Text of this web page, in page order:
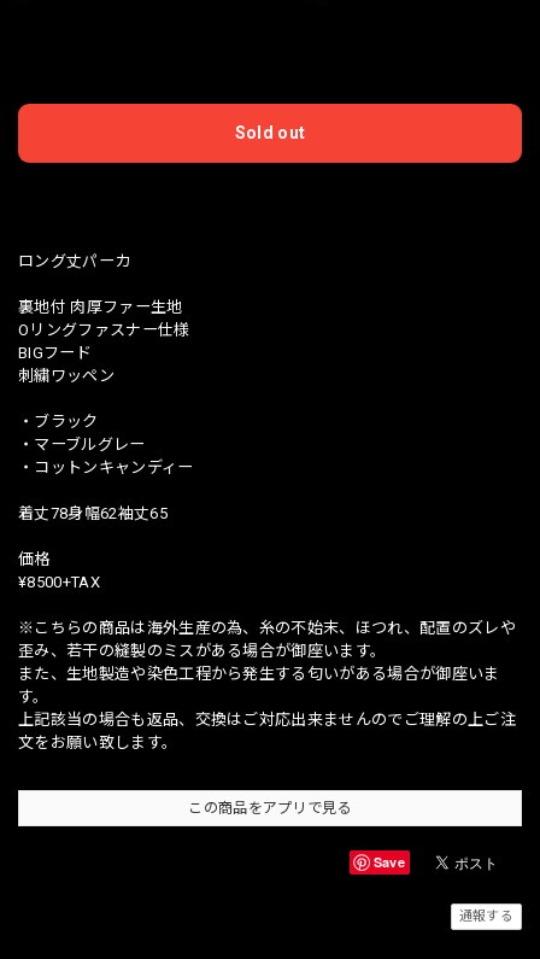
Sold out
ロング丈パーカ
裏地付 肉厚ファー生地
Oリングファスナー仕様
BIGフード
刺繍ワッペン
・ブラック
・マーブルグレー
・コットンキャンディー
着丈78身幅62袖丈65
価格
¥8500+TAX
※こちらの商品は海外生産の為、糸の不始末、ほつれ、配置のズレや
歪み、若干の縫製のミスがある場合が御座います。
また、生地製造や染色工程から発生する匂いがある場合が御座いま
す。
上記該当の場合も返品、交換はご対応出来ませんのでご理解の上ご注
文をお願い致します。
この商品をアプリで見る
Save
通報する